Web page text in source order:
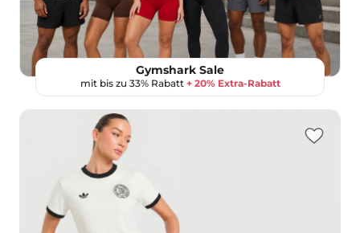
Gymshark Sale
mit bis zu 33% Rabatt + 20% Extra-Rabatt